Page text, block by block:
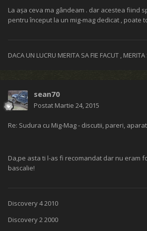
La așa ceva ma gândeam . dar acestea fiind
pentru început la un mig-mag dedicat , poate
DACA UN LUCRU MERITA SA FIE FACUT , MERITA
sean70
Postat Martie 24, 2015
Re: Sudura cu Mig-Mag - discutii, pareri,
Da,pe asta ti l-as fi recomandat dar nu eram
bascalie!
Discovery 4 2010
Discovery 2 2000